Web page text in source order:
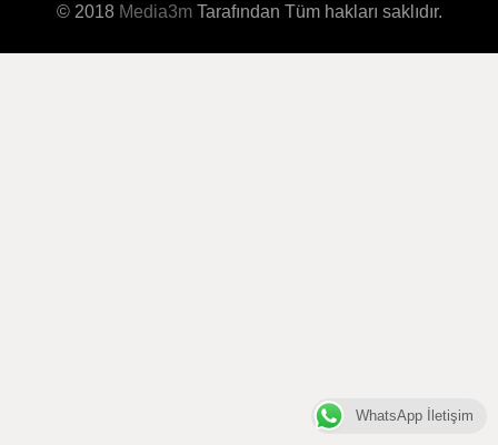
© 2018 Media3mTarafından Tüm hakları saklıdır.
WhatsApp İletişim